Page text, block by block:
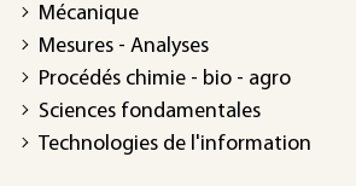
Mécanique
Mesures - Analyses
Procédés chimie - bio - agro
Sciences fondamentales
Technologies de l'information